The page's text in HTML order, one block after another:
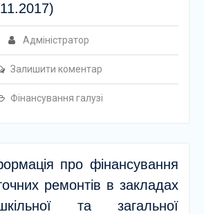
Адміністратор
Залишити коментар
Фінансування галузі
про фінансування
ремонтів в закладах
та загальної